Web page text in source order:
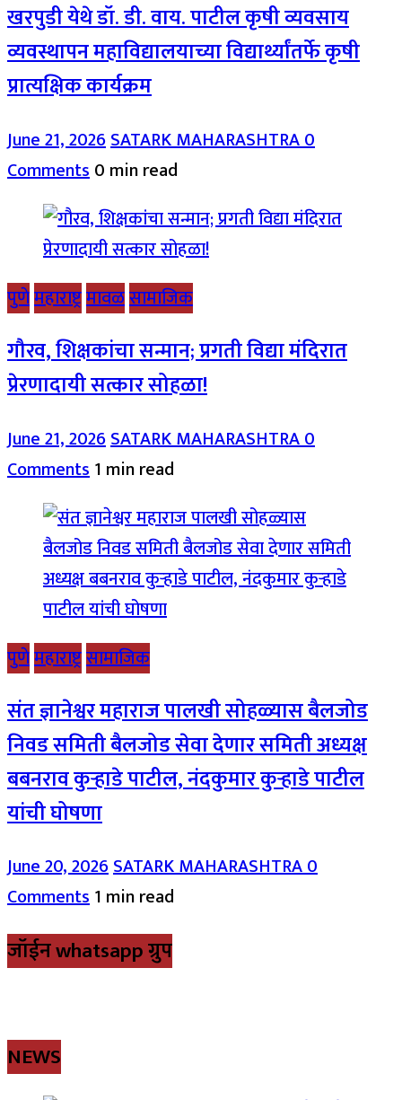
खरपुडी येथे डॉ. डी. वाय. पाटील कृषी व्यवसाय
व्यवस्थापन महाविद्यालयाच्या विद्यार्थ्यांतर्फे कृषी
प्रात्यक्षिक कार्यक्रम
June 21, 2026SATARK MAHARASHTRA0
Comments0 min read
पुणेमहाराष्ट्रमावळसामाजिक
गौरव, शिक्षकांचा सन्मान; प्रगती विद्या मंदिरात
प्रेरणादायी सत्कार सोहळा!
June 21, 2026SATARK MAHARASHTRA0
Comments1 min read
पुणेमहाराष्ट्रसामाजिक
संत ज्ञानेश्वर महाराज पालखी सोहळ्यास बैलजोड
निवड समिती बैलजोड सेवा देणार समिती अध्यक्ष
बबनराव कुऱ्हाडे पाटील, नंदकुमार कुऱ्हाडे पाटील
यांची घोषणा
June 20, 2026SATARK MAHARASHTRA0
Comments1 min read
जॉईन whatsapp ग्रुप
NEWS